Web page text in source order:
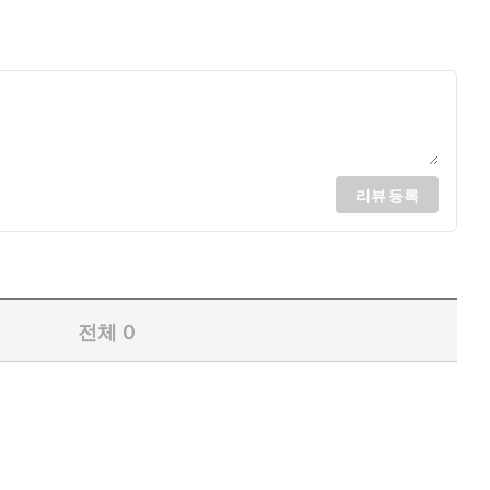
체계는 물론 기타 체계를 성장시켜 여러 정신적·신경학적·신
리뷰 등록
전체 0